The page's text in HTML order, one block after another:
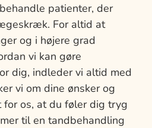
patienter, der
For altid at
og i højere grad
vi kan gøre
dig, indleder vi altid med
vi om dine ønsker og
for os, at du føler dig tryg
til en tandbehandling